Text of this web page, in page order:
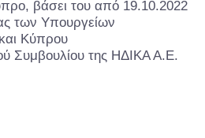
βάσει του από 19.10.2022
των Υπουργείων
Κύπρου
Συμβουλίου της ΗΔΙΚΑ Α.Ε.